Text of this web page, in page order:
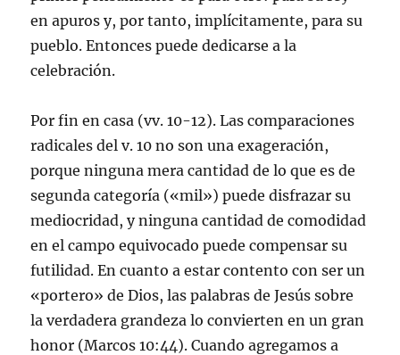
en apuros y, por tanto, implícitamente, para su
pueblo. Entonces puede dedicarse a la
celebración.
Por fin en casa (vv. 10-12). Las comparaciones
radicales del v. 10 no son una exageración,
porque ninguna mera cantidad de lo que es de
segunda categoría («mil») puede disfrazar su
mediocridad, y ninguna cantidad de comodidad
en el campo equivocado puede compensar su
futilidad. En cuanto a estar contento con ser un
«portero» de Dios, las palabras de Jesús sobre
la verdadera grandeza lo convierten en un gran
honor (Marcos 10:44). Cuando agregamos a